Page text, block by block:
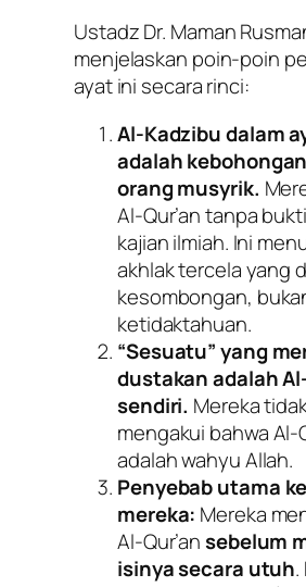
Ustadz Dr. Maman
menjelaskan poin-poin
ayat ini secara rinci:
Al-Kadzibu dalam
adalah
orang musyrik.
Al-Qur’an tanpa
kajian ilmiah. Ini
akhlak tercela yang
kesombongan,
ketidaktahuan.
“Sesuatu” yang
dustakan adalah
sendiri. Mereka
mengakui bahwa Al-
adalah wahyu Allah.
Penyebab utama
mereka: Mereka
Al-Qur’ansebelum
isinya secara utuh.